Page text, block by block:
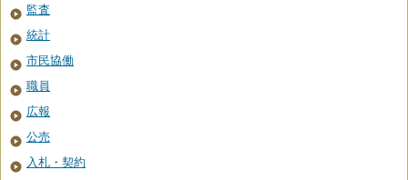
監査
統計
市民協働
職員
広報
公売
入札・契約